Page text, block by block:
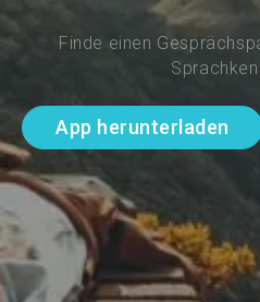
Finde einen
App herunterladen